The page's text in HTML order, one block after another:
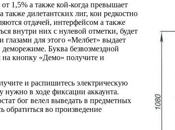
1,5% а также кой-когда превышает
дилетантских лиг, кои редкостно
отдачей, интерфейсом а также
внутри них с нулевой отметки, будет
для этого «Мелбет» выдает
Буква безвозмездной
кнопку «Демо» получите и
и распишитесь электрическую
нужно в ходе фиксации аккаунта.
бог велел выведать в предметных
обратиться во произведение